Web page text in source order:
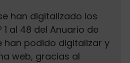
han digitalizado los
al 48 del Anuario de
han podido digitalizar y
web, gracias al